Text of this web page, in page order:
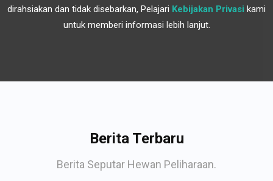
dirahsiakan dan tidak disebarkan, Pelajari Kebijakan Privasi kami
untuk memberi informasi lebih lanjut.
Berita Terbaru
Berita Seputar Hewan Peliharaan.